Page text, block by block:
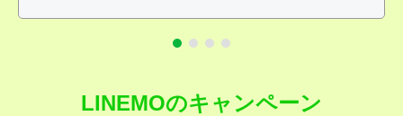
LINEMOのキャンペーン